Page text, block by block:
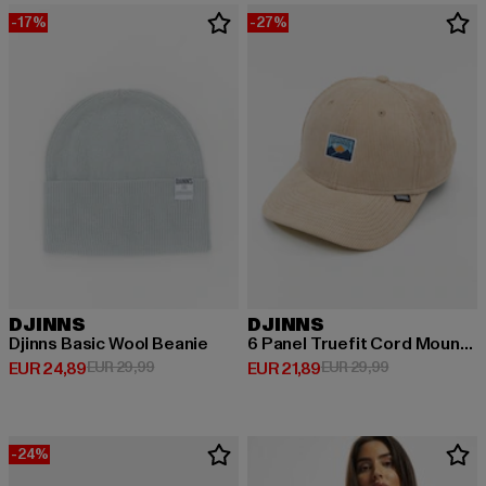
-17%
DJINNS
Djinns Basic Wool Beanie
EUR 24,89
Derzeitiger Preis: EUR 24,89
EUR 29,99Aktionspreis: EUR 29,99
-27%
DJINNS
6 Panel Truefit Cord Mountains
EUR 21,89
Derzeitiger Preis: EUR 21,89
EUR 29,99Aktionspreis:
-24%